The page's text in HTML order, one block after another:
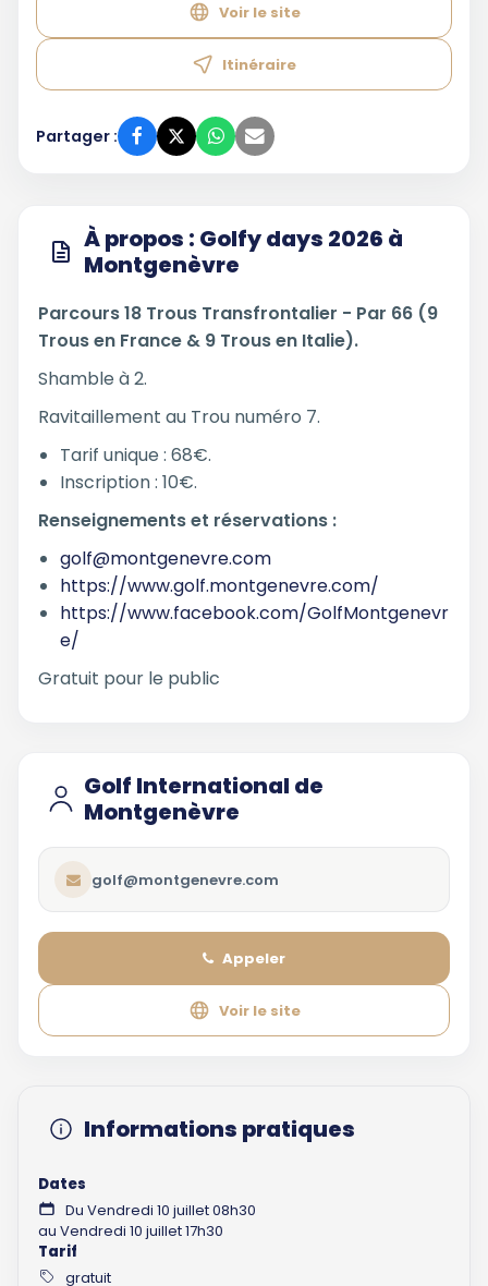
Voir le site
Itinéraire
Partager :
À propos : Golfy days 2026 à
Montgenèvre
Parcours 18 Trous Transfrontalier - Par 66 (9
Trous en France & 9 Trous en Italie).
Shamble à 2.
Ravitaillement au Trou numéro 7.
Tarif unique : 68€.
Inscription : 10€.
Renseignements et réservations :
golf@montgenevre.com
https://www.golf.montgenevre.com/
https://www.facebook.com/GolfMontgenevr
e/
Gratuit pour le public
Golf International de
Montgenèvre
golf@montgenevre.com
Appeler
Voir le site
Informations pratiques
Dates
Du Vendredi 10 juillet 08h30
au Vendredi 10 juillet 17h30
Tarif
gratuit